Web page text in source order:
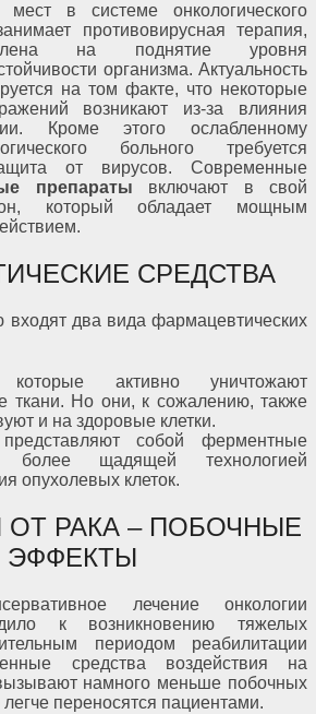
в системе онкологического
противовирусная терапия,
на поднятие уровня
организма. Актуальность
на том факте, что некоторые
возникают из-за влияния
Кроме этого ослабленному
больного требуется
от вирусов. Современные
препараты включают в свой
который обладает мощным
СРЕДСТВА
входят два вида фармацевтических
которые активно уничтожают
ткани. Но они, к сожалению, также
и на здоровые клетки.
представляют собой ферментные
щадящей технологией
опухолевых клеток.
ОТ РАКА – ПОБОЧНЫЕ
ЭФФЕКТЫ
лечение онкологии
к возникновению тяжелых
периодом реабилитации
средства воздействия на
намного меньше побочных
переносятся пациентами.